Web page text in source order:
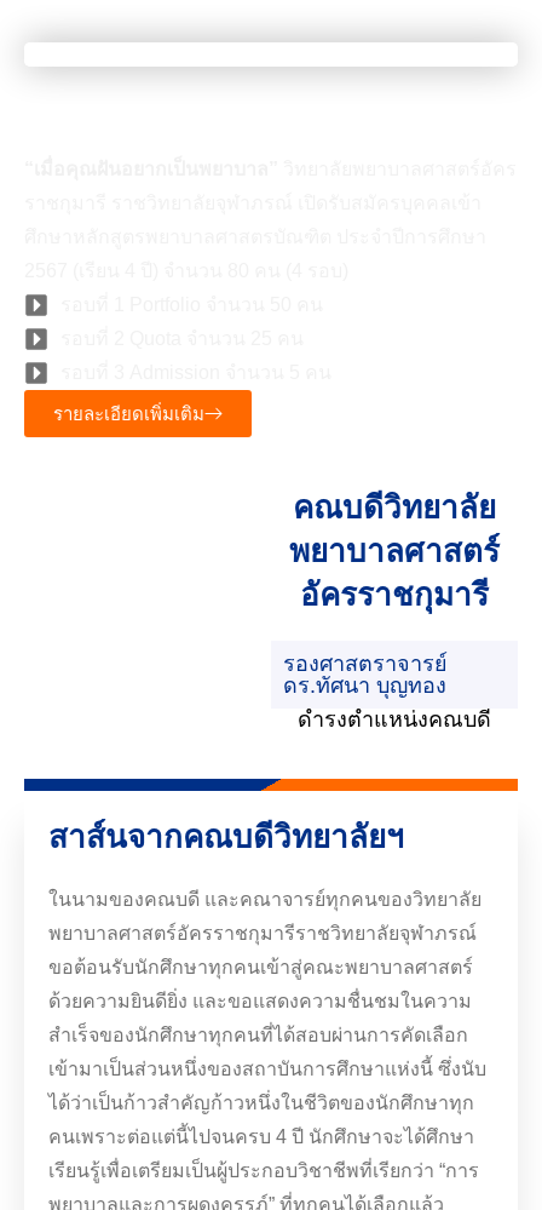
รายละเอียดเพิ่มเติม
คณบดีวิทยาลัย
พยาบาลศาสตร์
อัครราชกุมารี
รองศาสตราจารย์
ดร.ทัศนา บุญทอง
ดำรงตำแหน่งคณบดี
สาส์นจากคณบดีวิทยาลัยฯ
ในนามของคณบดี และคณาจารย์ทุกคนของวิทยาลัย
พยาบาลศาสตร์อัครราชกุมารีราชวิทยาลัยจุฬาภรณ์
ขอต้อนรับนักศึกษาทุกคนเข้าสู่คณะพยาบาลศาสตร์
ด้วยความยินดียิ่ง และขอแสดงความชื่นชมในความ
สำเร็จของนักศึกษาทุกคนที่ได้สอบผ่านการคัดเลือก
เข้ามาเป็นส่วนหนึ่งของสถาบันการศึกษาแห่งนี้ ซึ่งนับ
ได้ว่าเป็นก้าวสำคัญก้าวหนึ่งในชีวิตของนักศึกษาทุก
คนเพราะต่อแต่นี้ไปจนครบ 4 ปี นักศึกษาจะได้ศึกษา
เรียนรู้เพื่อเตรียมเป็นผู้ประกอบวิชาชีพที่เรียกว่า “การ
พยาบาลและการผดุงครรภ์” ที่ทุกคนได้เลือกแล้ว